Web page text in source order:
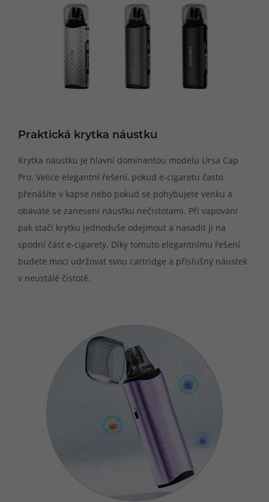
Praktická krytka náustku
Krytka náustku je hlavní dominantou modelu Ursa Cap
Pro. Velice elegantní řešení, pokud e-cigaretu často
přenášíte v kapse nebo pokud se pohybujete venku a
obáváte se zanesení náustku nečistotami. Při vapování
pak stačí krytku jednoduše odejmout a nasadit ji na
spodní část e-cigarety. Díky tomuto elegantnímu řešení
budete moci udržovat svou cartridge a příslušný náustek
v neustálé čistotě.